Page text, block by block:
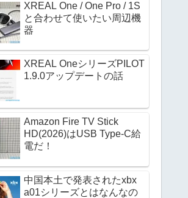
XREAL One / One Pro / 1S
と合わせて使いたい周辺機
器
XREAL OneシリーズPILOT
1.9.0アップデートの話
Amazon Fire TV Stick
HD(2026)はUSB Type-C給
電だ！
中国本土で発表されたxbx
a01シリーズとはなんなの